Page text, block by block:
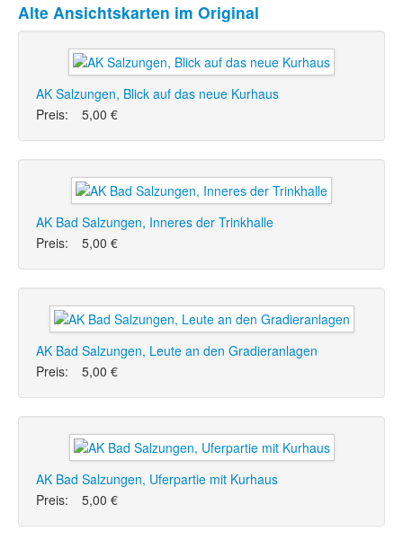
Alte Ansichtskarten im Original
AK Salzungen, Blick auf das neue Kurhaus
Preis:
5,00 €
AK Bad Salzungen, Inneres der Trinkhalle
Preis:
5,00 €
AK Bad Salzungen, Leute an den Gradieranlagen
Preis:
5,00 €
AK Bad Salzungen, Uferpartie mit Kurhaus
Preis:
5,00 €